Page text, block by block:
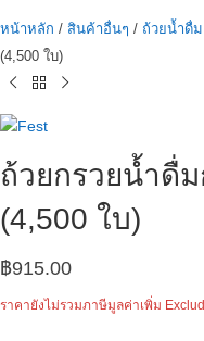
หน้าหลัก สินค้าอื่นๆ ถ้วยน้ำดื่ม
(4,500 ใบ)
ถ้วยกรวยน้ำดื่
(4,500 ใบ)
฿915.00
ราคายังไม่รวมภาษีมูลค่าเพิ่ม